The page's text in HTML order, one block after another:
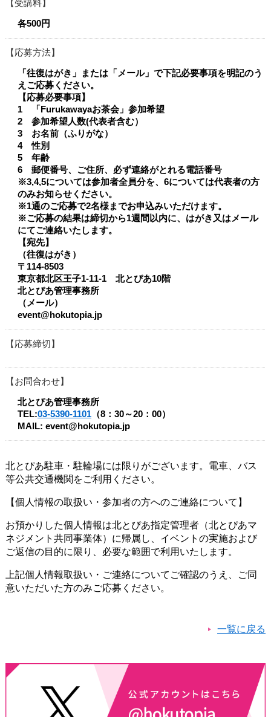
受講料
各500円
応募方法
「往復はがき」または「メール」で下記必要事項を明記のう
えご応募ください。
【応募必要事項】
1 「Furukawayaお茶会」参加希望
2 参加希望人数(代表者含む）
3 お名前（ふりがな）
4 性別
5 年齢
6 郵便番号、ご住所、必ず連絡がとれる電話番号
※3,4,5については参加者全員分を、6については代表者の方
のみお知らせください。
※1通のご応募で2名様までお申込みいただけます。
※ご応募の結果は締切から1週間以内に、はがき又はメール
にてご連絡いたします。
【宛先】
（往復はがき）
〒114-8503
東京都北区王子1-11-1 北とぴあ10階
北とぴあ管理事務所
（メール）
event@hokutopia.jp
応募締切
お問合わせ
北とぴあ管理事務所
TEL:03-5390-1101（8：30～20：00）
MAIL: event@hokutopia.jp
北とぴあ駐車・駐輪場には限りがございます。電車、バス
等公共交通機関をご利用ください。
【個人情報の取扱い・参加者の方へのご連絡について】
お預かりした個人情報は北とぴあ指定管理者（北とぴあマ
ネジメント共同事業体）に帰属し、イベントの実施および
ご返信の目的に限り、必要な範囲で利用いたします。
上記個人情報取扱い・ご連絡についてご確認のうえ、ご同
意いただいた方のみご応募ください。
一覧に戻る